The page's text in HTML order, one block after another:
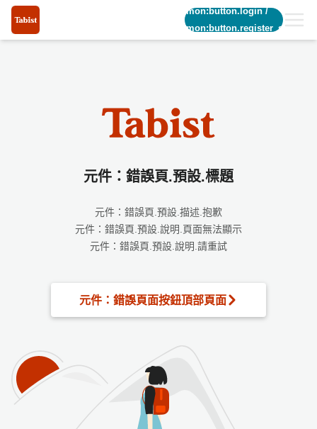
common:button.login/
common:button.register_short
元件：錯誤頁.預設.標題
元件：錯誤頁.預設.描述.抱歉
元件：錯誤頁.預設.說明.頁面無法顯示
元件：錯誤頁.預設.說明.請重試
元件：錯誤頁面按鈕頂部頁面